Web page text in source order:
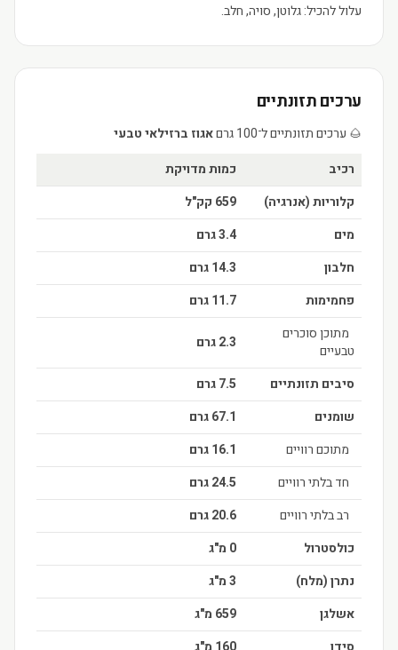
עלול להכיל: גלוטן, סויה, חלב.
ערכים תזונתיים
🌰 ערכים תזונתיים ל־100 גרם
אגוז ברזילאי טבעי
רכיב
כמות מדויקת
קלוריות (אנרגיה)
659 קק"ל
מים
3.4 גרם
חלבון
14.3 גרם
פחמימות
11.7 גרם
מתוכן סוכרים
טבעיים
2.3 גרם
סיבים תזונתיים
7.5 גרם
שומנים
67.1 גרם
מתוכם רוויים
16.1 גרם
חד בלתי רוויים
24.5 גרם
רב בלתי רוויים
20.6 גרם
כולסטרול
0 מ"ג
נתרן (מלח)
3 מ"ג
אשלגן
659 מ"ג